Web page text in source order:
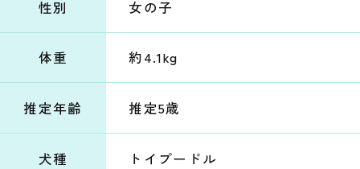
性別 女の子
体重 約4.1kg
推定年齢 推定5歳
犬種 トイプードル